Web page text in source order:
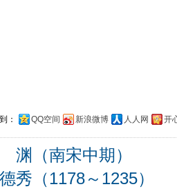
： QQ空间 新浪微博 人人网 开
渊（南宋中期）
秀（1178～1235）